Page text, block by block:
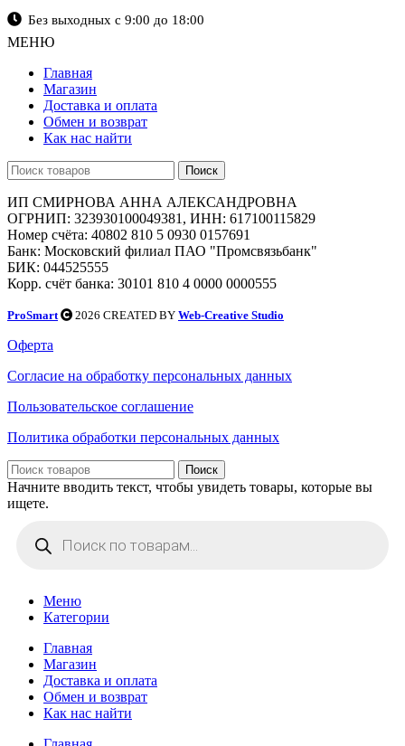
Без выходных с 9:00 до 18:00
МЕНЮ
Главная
Магазин
Доставка и оплата
Обмен и возврат
Как нас найти
Поиск
ИП СМИРНОВА АННА АЛЕКСАНДРОВНА
ОГРНИП: 323930100049381, ИНН: 617100115829
Номер счёта: 40802 810 5 0930 0157691
Банк: Московский филиал ПАО "Промсвязьбанк"
БИК: 044525555
Корр. счёт банка: 30101 810 4 0000 0000555
ProSmart 2026 CREATED BY Web-Creative Studio
Оферта
Согласие на обработку персональных данных
Пользовательское соглашение
Политика обработки персональных данных
Поиск
Начните вводить текст, чтобы увидеть товары, которые вы
ищете.
товаров
Меню
Категории
Главная
Магазин
Доставка и оплата
Обмен и возврат
Как нас найти